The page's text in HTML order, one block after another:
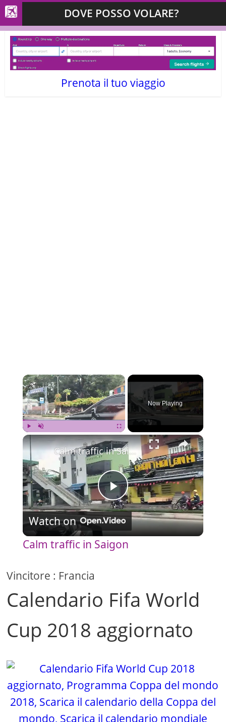
DOVE POSSO VOLARE?
Prenota il tuo viaggio
×
Play Unmute Fullscreen
Now Playing
×
P
l
y
V
d
e
Calm traffic in Saigon
Watch on
Calm traffic in Saigon
Vincitore : Francia
Calendario Fifa World
Cup 2018 aggiornato